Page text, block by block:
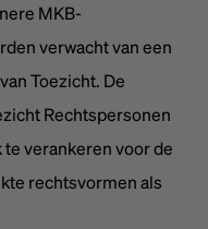
MKB-
verwacht van een
Toezicht. De
Rechtspersonen
verankeren voor de
rechtsvormen als